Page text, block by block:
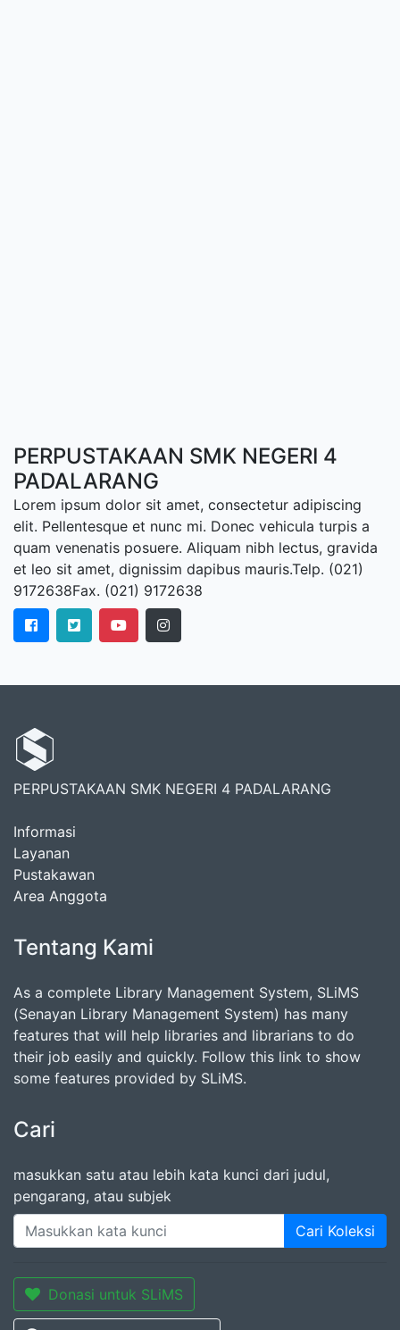
PERPUSTAKAAN SMK NEGERI 4
PADALARANG
Lorem ipsum dolor sit amet, consectetur adipiscing
elit. Pellentesque et nunc mi. Donec vehicula turpis a
quam venenatis posuere. Aliquam nibh lectus, gravida
et leo sit amet, dignissim dapibus mauris.Telp. (021)
9172638Fax. (021) 9172638
PERPUSTAKAAN SMK NEGERI 4 PADALARANG
Informasi
Layanan
Pustakawan
Area Anggota
Tentang Kami
As a complete Library Management System, SLiMS
(Senayan Library Management System) has many
features that will help libraries and librarians to do
their job easily and quickly. Follow this link to show
some features provided by SLiMS.
Cari
masukkan satu atau lebih kata kunci dari judul,
pengarang, atau subjek
Cari Koleksi
Donasi untuk SLiMS